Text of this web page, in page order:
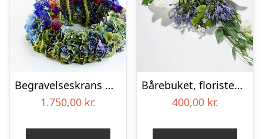
Begravelseskrans med hortensia og farverige detaljer – Blomster til begravelse
1.750,00 kr.
Bårebuket, floristens valg – Blomster til begravelse
400,00 kr.